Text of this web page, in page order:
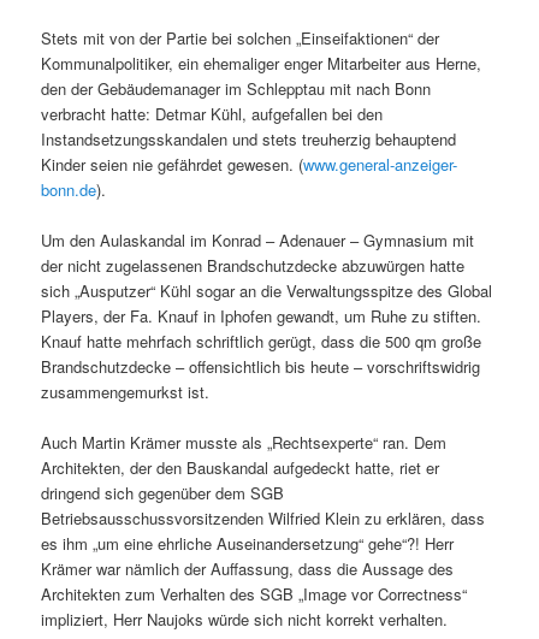
Stets mit von der Partie bei solchen „Einseifaktionen“ der
Kommunalpolitiker, ein ehemaliger enger Mitarbeiter aus Herne,
den der Gebäudemanager im Schlepptau mit nach Bonn
verbracht hatte: Detmar Kühl, aufgefallen bei den
Instandsetzungsskandalen und stets treuherzig behauptend
Kinder seien nie gefährdet gewesen. (www.general-anzeiger-
bonn.de).
Um den Aulaskandal im Konrad – Adenauer – Gymnasium mit
der nicht zugelassenen Brandschutzdecke abzuwürgen hatte
sich „Ausputzer“ Kühl sogar an die Verwaltungsspitze des Global
Players, der Fa. Knauf in Iphofen gewandt, um Ruhe zu stiften.
Knauf hatte mehrfach schriftlich gerügt, dass die 500 qm große
Brandschutzdecke – offensichtlich bis heute – vorschriftswidrig
zusammengemurkst ist.
Auch Martin Krämer musste als „Rechtsexperte“ ran. Dem
Architekten, der den Bauskandal aufgedeckt hatte, riet er
dringend sich gegenüber dem SGB
Betriebsausschussvorsitzenden Wilfried Klein zu erklären, dass
es ihm „um eine ehrliche Auseinandersetzung“ gehe“?! Herr
Krämer war nämlich der Auffassung, dass die Aussage des
Architekten zum Verhalten des SGB „Image vor Correctness“
impliziert, Herr Naujoks würde sich nicht korrekt verhalten.